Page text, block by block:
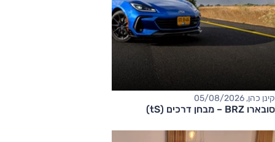
קינן כהן, 05/08/2026
סובארו BRZ – מבחן דרכים (tS)